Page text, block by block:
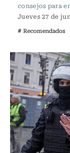
consejos para
Jueves 27 de
# Recomendados